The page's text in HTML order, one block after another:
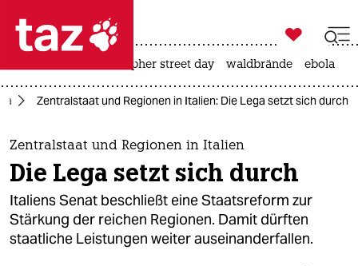
 taz zahl ich
taz zahl ich
themen
politik
öko

taz zahl ich
christopher street day waldbrände ebola
Zentralstaat und Regionen in Italien: Die Lega setzt sich durch
Zentralstaat und Regionen in Italien
Die Lega setzt sich durch
Italiens Senat beschließt eine Staatsreform zur
Stärkung der reichen Regionen. Damit dürften
staatliche Leistungen weiter auseinanderfallen.